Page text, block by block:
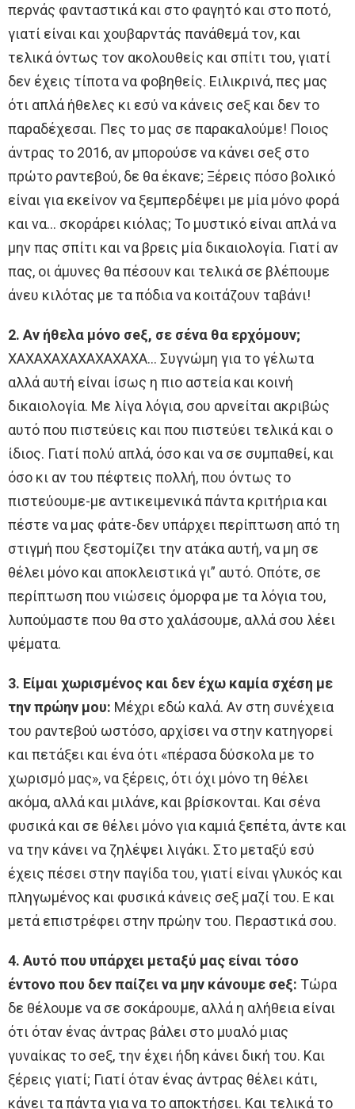
περνάς φανταστικά και στο φαγητό και στο ποτό,
γιατί είναι και χουβαρντάς πανάθεμά τον, και
τελικά όντως τον ακολουθείς και σπίτι του, γιατί
δεν έχεις τίποτα να φοβηθείς. Ειλικρινά, πες μας
ότι απλά ήθελες κι εσύ να κάνεις σeξ και δεν το
παραδέχεσαι. Πες το μας σε παρακαλούμε! Ποιος
άντρας το 2016, αν μπορούσε να κάνει σeξ στο
πρώτο ραντεβού, δε θα έκανε; Ξέρεις πόσο βολικό
είναι για εκείνον να ξεμπερδέψει με μία μόνο φορά
και να… σκοράρει κιόλας; Το μυστικό είναι απλά να
μην πας σπίτι και να βρεις μία δικαιολογία. Γιατί αν
πας, οι άμυνες θα πέσουν και τελικά σε βλέπουμε
άνευ κιλότας με τα πόδια να κοιτάζουν ταβάνι!
2. Αν ήθελα μόνο σeξ, σε σένα θα ερχόμουν;
XAXAXAXAXAXAXAXA… Συγνώμη για το γέλωτα
αλλά αυτή είναι ίσως η πιο αστεία και κοινή
δικαιολογία. Με λίγα λόγια, σου αρνείται ακριβώς
αυτό που πιστεύεις και που πιστεύει τελικά και ο
ίδιος. Γιατί πολύ απλά, όσο και να σε συμπαθεί, και
όσο κι αν του πέφτεις πολλή, που όντως το
πιστεύουμε-με αντικειμενικά πάντα κριτήρια και
πέστε να μας φάτε-δεν υπάρχει περίπτωση από τη
στιγμή που ξεστομίζει την ατάκα αυτή, να μη σε
θέλει μόνο και αποκλειστικά γι” αυτό. Οπότε, σε
περίπτωση που νιώσεις όμορφα με τα λόγια του,
λυπούμαστε που θα στο χαλάσουμε, αλλά σου λέει
ψέματα.
3. Είμαι χωρισμένος και δεν έχω καμία σχέση με
την πρώην μου: Μέχρι εδώ καλά. Αν στη συνέχεια
του ραντεβού ωστόσο, αρχίσει να στην κατηγορεί
και πετάξει και ένα ότι «πέρασα δύσκολα με το
χωρισμό μας», να ξέρεις, ότι όχι μόνο τη θέλει
ακόμα, αλλά και μιλάνε, και βρίσκονται. Και σένα
φυσικά και σε θέλει μόνο για καμιά ξεπέτα, άντε και
να την κάνει να ζηλέψει λιγάκι. Στο μεταξύ εσύ
έχεις πέσει στην παγίδα του, γιατί είναι γλυκός και
πληγωμένος και φυσικά κάνεις σeξ μαζί του. Ε και
μετά επιστρέφει στην πρώην του. Περαστικά σου.
4. Αυτό που υπάρχει μεταξύ μας είναι τόσο
έντονο που δεν παίζει να μην κάνουμε σeξ: Τώρα
δε θέλουμε να σε σοκάρουμε, αλλά η αλήθεια είναι
ότι όταν ένας άντρας βάλει στο μυαλό μιας
γυναίκας το σeξ, την έχει ήδη κάνει δική του. Kαι
ξέρεις γιατί; Γιατί όταν ένας άντρας θέλει κάτι,
κάνει τα πάντα για να το αποκτήσει. Και τελικά το